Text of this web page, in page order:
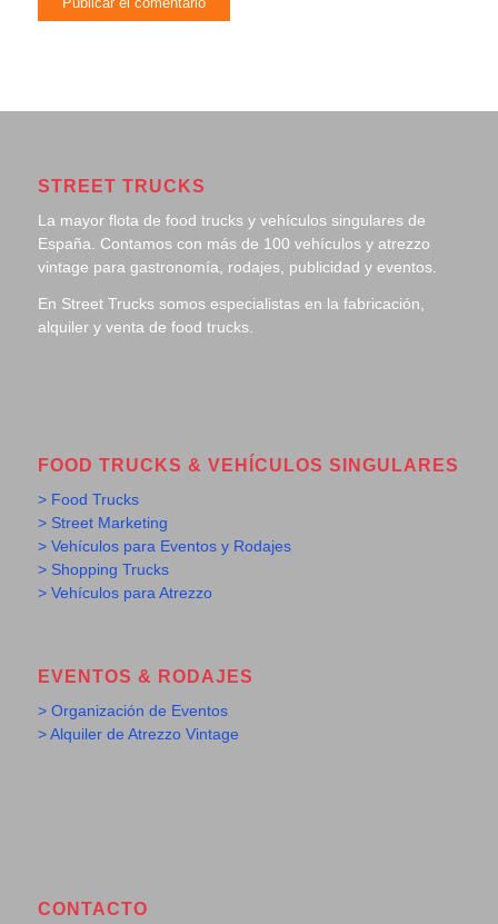
STREET TRUCKS
La mayor flota de food trucks y vehículos singulares de
España. Contamos con más de 100 vehículos y atrezzo
vintage para gastronomía, rodajes, publicidad y eventos.
En Street Trucks somos especialistas en la fabricación,
alquiler y venta de food trucks.
FOOD TRUCKS & VEHÍCULOS SINGULARES
> Food Trucks
> Street Marketing
> Vehículos para Eventos y Rodajes
> Shopping Trucks
> Vehículos para Atrezzo
EVENTOS & RODAJES
> Organización de Eventos
> Alquiler de Atrezzo Vintage
CONTACTO